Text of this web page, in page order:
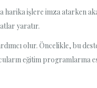
işlere imza atarken
yaratır.
olur. Öncelikle, bu
eğitim programlarına